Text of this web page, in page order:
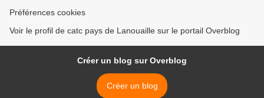
Préférences cookies
Voir le profil de catc pays de Lanouaille sur le portail Overblog
Créer un blog sur Overblog
Créer un blog